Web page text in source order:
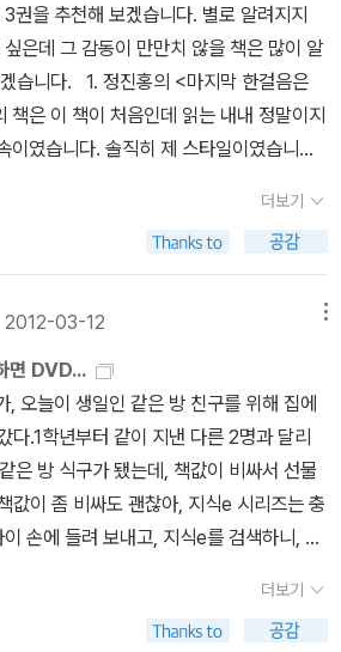
권을 추천해 보겠습니다. 별로 알려지지
은데 그 감동이 만만치 않을 책은 많이 알
습니다. 1. 정진홍의 <마지막 한걸음은
책은 이 책이 처음인데 읽는 내내 정말이지
이였습니다. 솔직히 제 스타일이였습니다.
걸으면서 품은 자신의 감상을 이렇게도
고 인문학적으로 풀어내는 저자의 실력에
하나가 버릴것이 없을 정도로 교훈적인 내
다 보는 깊은 통찰력이 최고였습니다. 올
책이 가장 좋은 책이 아니였다 싶습니다.
일상을 지배하는가>이 책은 근대를 만들
. 어찌보면 인물중심의 그들의 성공담정도
. 인물중의 책은 그들의 성공노하우를 전
책이다. 그런데 이 책은 단지 인물중심의
어간 영향력이 어떻게 그 이후에 역사의
우 사실적으로 말해주고 있다. 단지 그들
자가 아니라 매우 객관적으로 그들의 생존
들이 만들어놓은 근대적 길이 어떻게 사람
더보기
2012-03-12
면 DVD...
, 오늘이 생일인 같은 방 친구를 위해 집에
.1학년부터 같이 지낸 다른 2명과 달리
은 방 식구가 됐는데, 책값이 비싸서 선물
값이 좀 비싸도 괜찮아, 지식e 시리즈는 충
손에 들려 보내고, 지식e를 검색하니, 20
중이다. 오늘까지....시리즈에서 빠져나간
니에 담았다. 지식e 시리즈를 보면 흐뭇
더보기